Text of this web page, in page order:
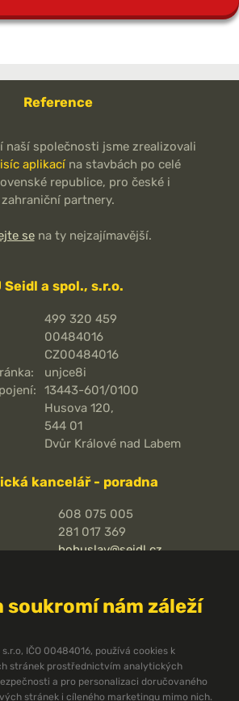
Reference
naší společnosti jsme zrealizovali
aplikací na stavbách po celé
republice, pro české i
zahraniční partnery.
sena ty nejzajímavější.
Seidl a spol., s.r.o.
499 320 459
00484016
CZ00484016
unjce8i
13443-601/0100
Husova 120,
544 01
Dvůr Králové nad Labem
kancelář - poradna
608 075 005
281 017 369
bohuslav@seidl.cz
Praha 15 - Hostivař
O pořární ochraně
směrnice
normy ČSN
soukromí nám záleží
s.r.o, IČO 00484016, používá cookies k
stránek prostřednictvím analytických
a pro personalizaci doručovaného
stránek i cíleného marketingu mimo nich.